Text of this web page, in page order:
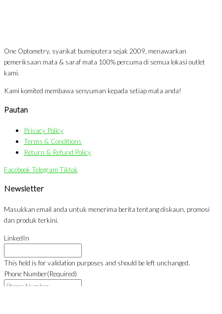
One Optometry, syarikat bumiputera sejak 2009, menawarkan
pemeriksaan mata & saraf mata 100% percuma di semua lokasi outlet
kami.
Kami komited membawa senyuman kepada setiap mata anda!
Pautan
Privacy Policy
Terms & Conditions
Return & Refund Policy
Facebook Telegram Tiktok
Newsletter
Masukkan email anda untuk menerima berita tentang diskaun, promosi
dan produk terkini.
LinkedIn
This field is for validation purposes and should be left unchanged.
Phone Number(Required)